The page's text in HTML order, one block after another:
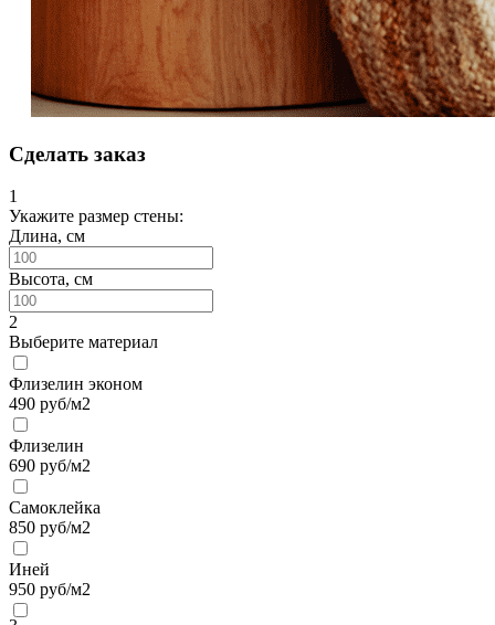
Сделать заказ
1
Укажите размер стены:
Длина, см
Высота, см
2
Выберите материал
Флизелин эконом
490 руб/м2
Флизелин
690 руб/м2
Самоклейка
850 руб/м2
Иней
950 руб/м2